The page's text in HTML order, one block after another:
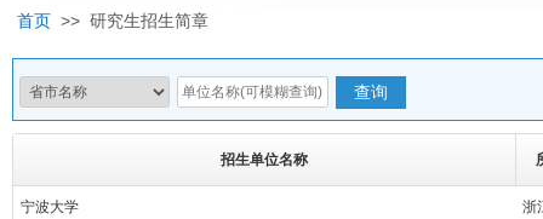
首页 >> 研究生招生简章
招生单位名称
宁波大学 浙